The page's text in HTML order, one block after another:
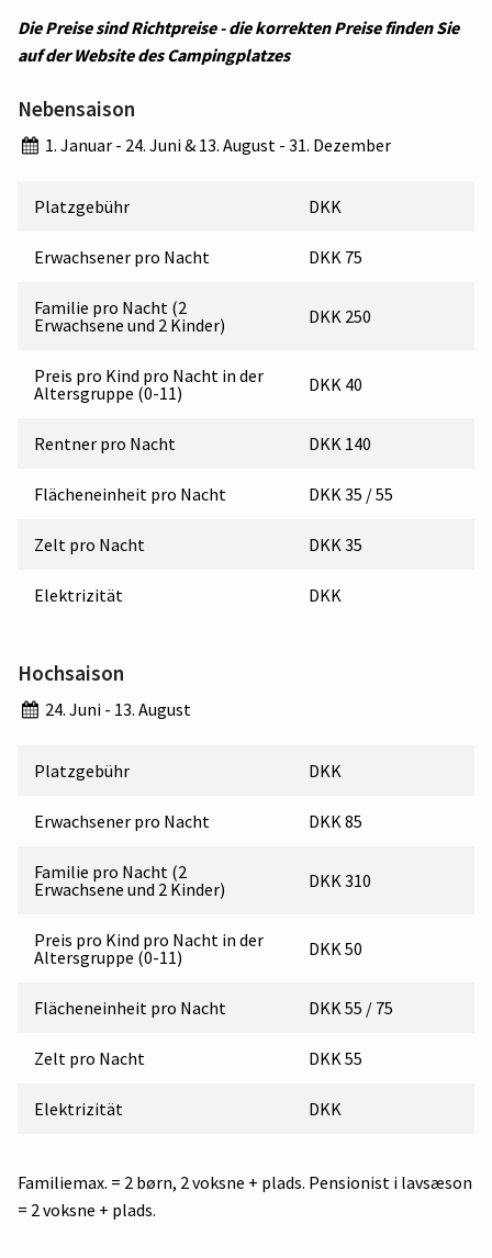
Die Preise sind Richtpreise - die korrekten Preise finden Sie
auf der Website des Campingplatzes
Nebensaison
1. Januar - 24. Juni & 13. August - 31. Dezember
Platzgebühr DKK
Erwachsener pro Nacht DKK 75
Familie pro Nacht (2
Erwachsene und 2 Kinder)
DKK 250
Preis pro Kind pro Nacht in der
Altersgruppe (0-11)
DKK 40
Rentner pro Nacht DKK 140
Flächeneinheit pro Nacht DKK 35 / 55
Zelt pro Nacht DKK 35
Elektrizität DKK
Hochsaison
24. Juni - 13. August
Platzgebühr DKK
Erwachsener pro Nacht DKK 85
Familie pro Nacht (2
Erwachsene und 2 Kinder)
DKK 310
Preis pro Kind pro Nacht in der
Altersgruppe (0-11)
DKK 50
Flächeneinheit pro Nacht DKK 55 / 75
Zelt pro Nacht DKK 55
Elektrizität DKK
Familiemax. = 2 børn, 2 voksne + plads. Pensionist i lavsæson
= 2 voksne + plads.